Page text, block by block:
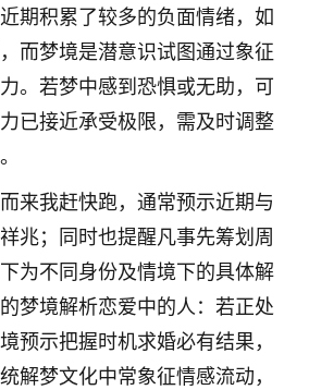
期积累了较多的负面情绪，如
而梦境是潜意识试图通过象征
。若梦中感到恐惧或无助，可
已接近承受极限，需及时调整
来我赶快跑，通常预示近期与
兆；同时也提醒凡事先筹划周
为不同身份及情境下的具体解
梦境解析恋爱中的人：若正处
预示把握时机求婚必有结果，
解梦文化中常象征情感流动，
16
整，有升迁机会，但同时竞争的我们
时候是抱着侥幸心理，没想到老师看
我半信半疑的按照老师建议，做了化
戏了，结果开年一上班，开会提拔升
，职务无所谓，主要是底薪加了
，无论如何，感恩感谢！🙏🏻
职加薪！！，请客吗？�
32